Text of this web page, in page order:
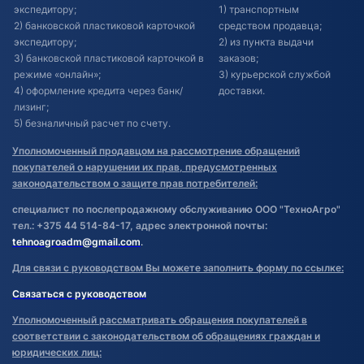
экспедитору;
2) банковской пластиковой карточкой
экспедитору;
3) банковской пластиковой карточкой в
режиме «онлайн»;
4) оформление кредита через банк/
лизинг;
5) безналичный расчет по счету.
1) транспортным
средством продавца;
2) из пункта выдачи
заказов;
3) курьерской службой
доставки.
Уполномоченный продавцом на рассмотрение обращений
покупателей о нарушении их прав, предусмотренных
законодательством о защите прав потребителей:
специалист по послепродажному обслуживанию ООО "ТехноАгро"
тел.: +375 44 514-84-17, адрес электронной почты:
tehnoagroadm@gmail.com.
Для связи с руководством Вы можете заполнить форму по ссылке:
Связаться с руководством
Уполномоченный рассматривать обращения покупателей в
соответствии с законодательством об обращениях граждан и
юридических лиц: